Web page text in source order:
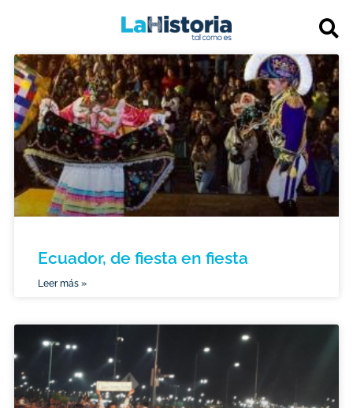
Ecuador, de fiesta en fiesta
Leer más »